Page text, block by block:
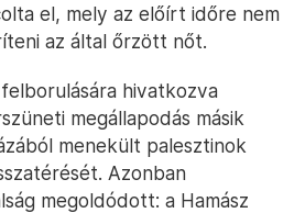
el, mely az előírt időre nem
az által őrzött nőt.
hivatkozva
megállapodás másik
menekült palesztinok
Azonban
megoldódott: a Hamász